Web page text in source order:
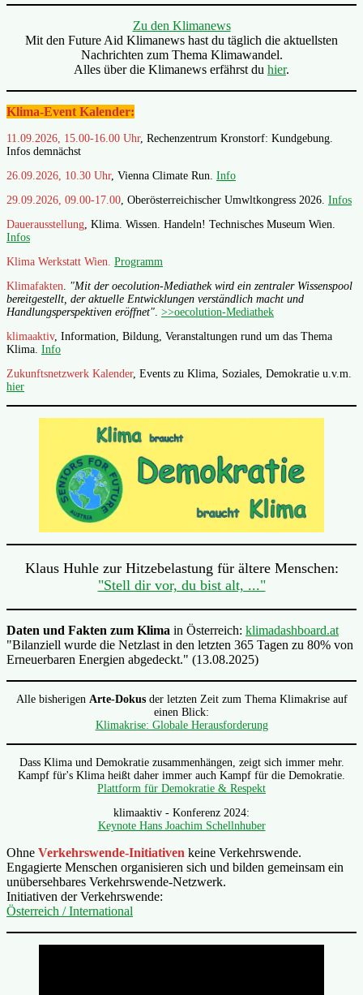
Zu den Klimanews
Mit den Future Aid Klimanews hast du täglich die aktuellsten
Nachrichten zum Thema Klimawandel.
Alles über die Klimanews erfährst du hier.
Klima-Event Kalender:
11.09.2026, 15.00-16.00 Uhr, Rechenzentrum Kronstorf: Kundgebung.
Infos demnächst
26.09.2026, 10.30 Uhr, Vienna Climate Run. Info
29.09.2026, 09.00-17.00 , Oberösterreichischer Umwltkongress 2026. Infos
Dauerausstellung , Klima. Wissen. Handeln! Technisches Museum Wien.
Infos
Klima Werkstatt Wien. Programm
Klimafakten
"Mit der oecolution-Mediathek wird ein zentraler Wissenspool
bereitgestellt, der aktuelle Entwicklungen verständlich macht und
Handlungsperspektiven eröffnet" >>oecolution-Mediathek
klimaaktiv, Information, Bildung, Veranstaltungen rund um das Thema
Klima. Info
Zukunftsnetzwerk Kalender, Events zu Klima, Soziales, Demokratie u.v.m.
hier
Klaus Huhle zur Hitzebelastung für ältere Menschen:
"Stell dir vor, du bist alt, ..."
Daten und Fakten zum Klima in Österreich: klimadashboard.at
"Bilanziell wurde die Netzlast in den letzten 365 Tagen zu 80% von
Erneuerbaren Energien abgedeckt." (13.08.2025)
Alle bisherigen Arte-Dokusder letzten Zeit zum Thema Klimakrise auf
einen Blick:
Klimakrise: Globale Herausforderung
Dass Klima und Demokratie zusammenhängen, zeigt sich immer mehr.
Kampf für's Klima heißt daher immer auch Kampf für die Demokratie.
Plattform für Demokratie & Respekt
klimaaktiv - Konferenz 2024:
Keynote Hans Joachim Schellnhuber
Ohne Verkehrswende-Initiativen keine Verkehrswende.
Engagierte Menschen organisieren sich und bilden gemeinsam ein
unübersehbares Verkehrswende-Netzwerk.
Initiativen der Verkehrswende:
Österreich / International